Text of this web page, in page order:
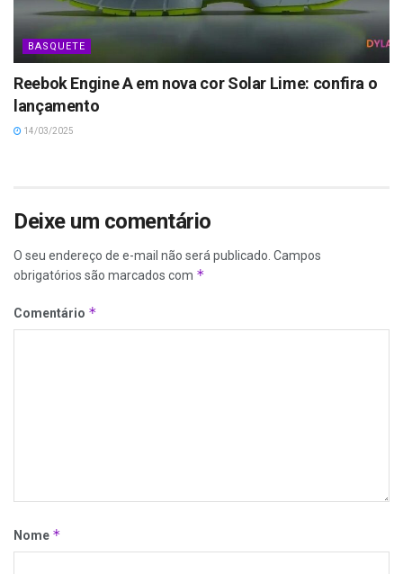
BASQUETE
Reebok Engine A em nova cor Solar Lime: confira o
lançamento
14/03/2025
Deixe um comentário
O seu endereço de e-mail não será publicado. Campos
obrigatórios são marcados com *
Comentário *
Nome *